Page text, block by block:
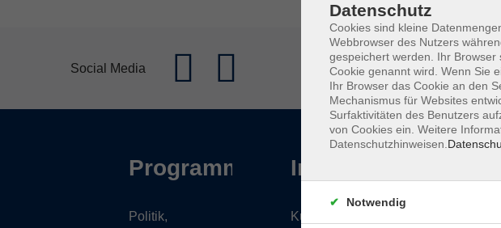
Social Media AGB
Programm
Politik,
Inhalte
Kursübersicht
Datenschutz
Cookies sind kleine
Webbrowser des Nutzers
gespeichert werden. Ihr
Cookie genannt wird. Wenn Sie
Ihr Browser das Cookie an den
Mechanismus für Websites
Surfaktivitäten des Benutzers
von Cookies ein. Weitere
Datenschutzhinweisen.
Notwendig